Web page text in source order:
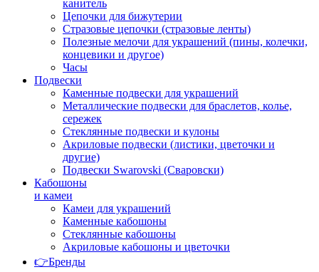
канитель
Цепочки для бижутерии
Стразовые цепочки (стразовые ленты)
Полезные мелочи для украшений (пины, колечки,
концевики и другое)
Часы
Подвески
Каменные подвески для украшений
Металлические подвески для браслетов, колье,
сережек
Стеклянные подвески и кулоны
Акриловые подвески (листики, цветочки и
другие)
Подвески Swarovski (Сваровски)
Кабошоны
и камеи
Камеи для украшений
Каменные кабошоны
Стеклянные кабошоны
Акриловые кабошоны и цветочки
👉Бренды